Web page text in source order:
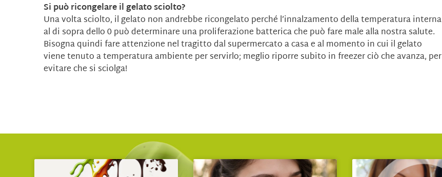
Si può ricongelare il gelato sciolto?
Una volta sciolto, il gelato non andrebbe ricongelato perché l’innalzamento della temperatura interna
al di sopra dello 0 può determinare una proliferazione batterica che può fare male alla nostra salute.
Bisogna quindi fare attenzione nel tragitto dal supermercato a casa e al momento in cui il gelato
viene tenuto a temperatura ambiente per servirlo; meglio riporre subito in freezer ciò che avanza, per
evitare che si sciolga!